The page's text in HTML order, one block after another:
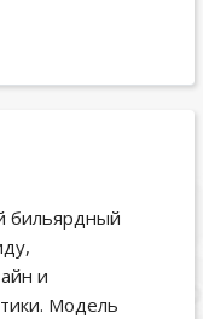
бильярдный
и
Модель